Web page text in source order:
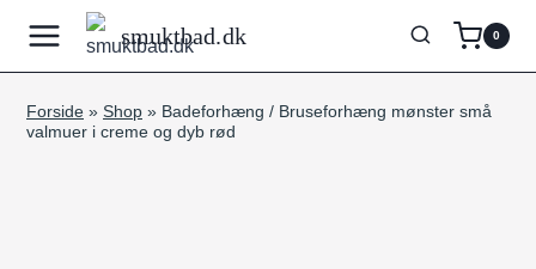
indhold
smuktbad.dk 0
Forside » Shop » Badeforhæng / Bruseforhæng mønster små
valmuer i creme og dyb rød